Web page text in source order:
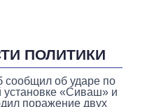
ПОЛИТИКИ
сообщил об ударе по
установке «Сиваш» и
поражение двух